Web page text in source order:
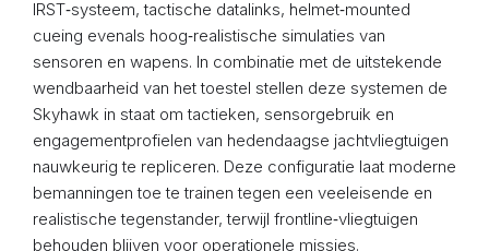
IRST‑systeem, tactische datalinks, helmet‑mounted
cueing evenals hoog‑realistische simulaties van
sensoren en wapens. In combinatie met de uitstekende
wendbaarheid van het toestel stellen deze systemen de
Skyhawk in staat om tactieken, sensorgebruik en
engagementprofielen van hedendaagse jachtvliegtuigen
nauwkeurig te repliceren. Deze configuratie laat moderne
bemanningen toe te trainen tegen een veeleisende en
realistische tegenstander, terwijl frontline‑vliegtuigen
behouden blijven voor operationele missies.